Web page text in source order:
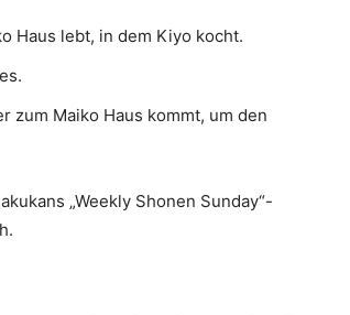
Haus lebt, in dem Kiyo kocht.
zum Maiko Haus kommt, um den
„Weekly Shonen Sunday“-